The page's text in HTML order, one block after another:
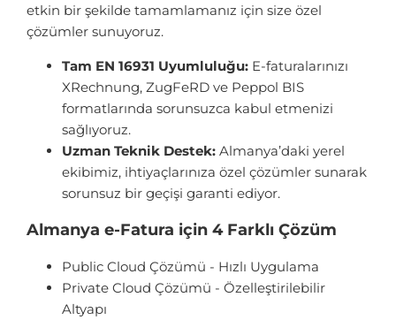
etkin bir şekilde tamamlamanız için size özel
çözümler sunuyoruz.
Tam EN 16931 Uyumluluğu: E-faturalarınızı
XRechnung, ZugFeRD ve Peppol BIS
formatlarında sorunsuzca kabul etmenizi
sağlıyoruz.
Uzman Teknik Destek: Almanya’daki yerel
ekibimiz, ihtiyaçlarınıza özel çözümler sunarak
sorunsuz bir geçişi garanti ediyor.
Almanya e-Fatura için 4 Farklı Çözüm
Public Cloud Çözümü - Hızlı Uygulama
Private Cloud Çözümü - Özelleştirilebilir
Altyapı